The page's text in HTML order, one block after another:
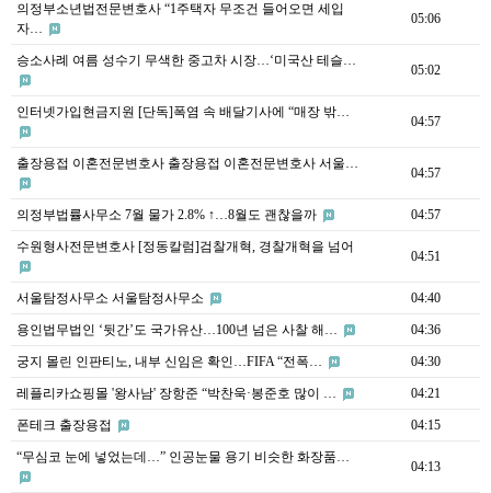
의정부소년법전문변호사 “1주택자 무조건 들어오면 세입
자…
05:06
승소사례 여름 성수기 무색한 중고차 시장…‘미국산 테슬…
05:02
인터넷가입현금지원 [단독]폭염 속 배달기사에 “매장 밖…
04:57
출장용접 이혼전문변호사 출장용접 이혼전문변호사 서울…
04:57
의정부법률사무소 7월 물가 2.8% ↑…8월도 괜찮을까 04:57
수원형사전문변호사 [정동칼럼]검찰개혁, 경찰개혁을 넘어
04:51
서울탐정사무소 서울탐정사무소 04:40
용인법무법인 ‘뒷간’도 국가유산…100년 넘은 사찰 해… 04:36
궁지 몰린 인판티노, 내부 신임은 확인…FIFA “전폭… 04:30
레플리카쇼핑몰 '왕사남' 장항준 “박찬욱·봉준호 많이 … 04:21
폰테크 출장용접 04:15
“무심코 눈에 넣었는데…” 인공눈물 용기 비슷한 화장품…
04:13